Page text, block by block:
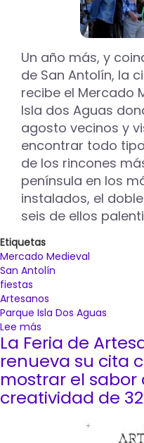
participación
creciente
alcanza
los
43
talleres,
seis
ellos
de
Palencia
Un año más, y
de San Antolín, la
recibe el Mercado
Isla dos Aguas
agosto vecinos y
encontrar todo
de los rincones
península en los
instalados, el
seis de ellos
Etiquetas
Mercado Medieval
San Antolín
fiestas
Artesanos
Parque Isla Dos Aguas
Lee más
El
Parque
Isla
Dos
Aguas
La Feria de
renueva su cita
mostrar el
creatividad de